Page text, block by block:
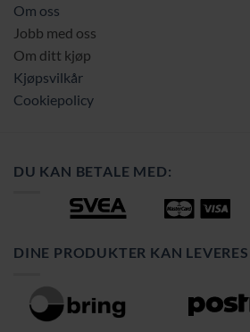
Om oss
Jobb med oss
Om ditt kjøp
Kjøpsvilkår
Cookiepolicy
DU KAN BETALE MED:
DINE PRODUKTER KAN